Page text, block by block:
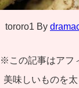
tororo1 By
※この記事はアフ
美味しいものを